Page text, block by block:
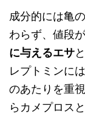
成分的には亀
わらず、値段
に与えるエサ
レプトミンに
のあたりを重
らカメプロス